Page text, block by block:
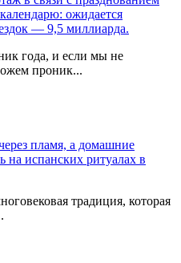
ожидается
— 9,5 миллиарда.
года, и если мы не
проник...
пламя, а домашние
на испанских ритуалах в
традиция, которая